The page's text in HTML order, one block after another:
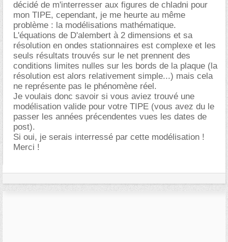
décidé de m'interresser aux figures de chladni pour
mon TIPE, cependant, je me heurte au même
problème : la modélisations mathématique.
L'équations de D'alembert à 2 dimensions et sa
résolution en ondes stationnaires est complexe et les
seuls résultats trouvés sur le net prennent des
conditions limites nulles sur les bords de la plaque (la
résolution est alors relativement simple...) mais cela
ne représente pas le phénomène réel.
Je voulais donc savoir si vous aviez trouvé une
modélisation valide pour votre TIPE (vous avez du le
passer les années précendentes vues les dates de
post).
Si oui, je serais interressé par cette modélisation !
Merci !